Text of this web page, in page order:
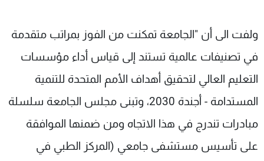
ولفت الى أن "الجامعة تمكنت من الفوز بمراتب متقدمة
في تصنيفات عالمية تستند إلى قياس أداء مؤسسات
التعليم العالي لتحقيق أهداف الأمم المتحدة للتنمية
المستدامة - أجندة 2030، وتبنى مجلس الجامعة سلسلة
مبادرات تندرج في هذا الاتجاه ومن ضمنها الموافقة
على تأسيس مستشفى جامعي (المركز الطبي في